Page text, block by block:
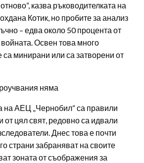
казва ръководителката на
Котик, но пробите за анализ
– едва около 50 процента от
Освен това много
минирани или са затворени от
няма
на АЕЦ „Чернобил“ са правили
от цял свят, редовно са идвали
Днес това е почти
страни забраняват на своите
зоната от съображения за